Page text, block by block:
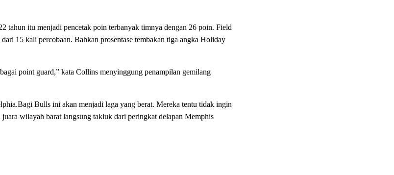
tahun itu menjadi pencetak poin terbanyak timnya dengan 26 poin. Field
15 kali percobaan. Bahkan prosentase tembakan tiga angka Holiday
point guard,” kata Collins menyinggung penampilan gemilang
Bulls ini akan menjadi laga yang berat. Mereka tentu tidak ingin
wilayah barat langsung takluk dari peringkat delapan Memphis